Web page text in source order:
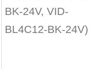
BK-24V, VID-
BL4C12-BK-24V)